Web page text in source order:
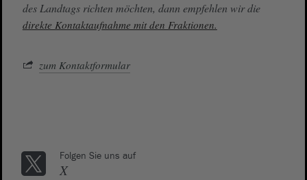
des Landtags richten möchten, dann empfehlen wir die
direkte Kontaktaufnahme mit den Fraktionen.
zum Kontaktformular
Folgen Sie uns auf
X